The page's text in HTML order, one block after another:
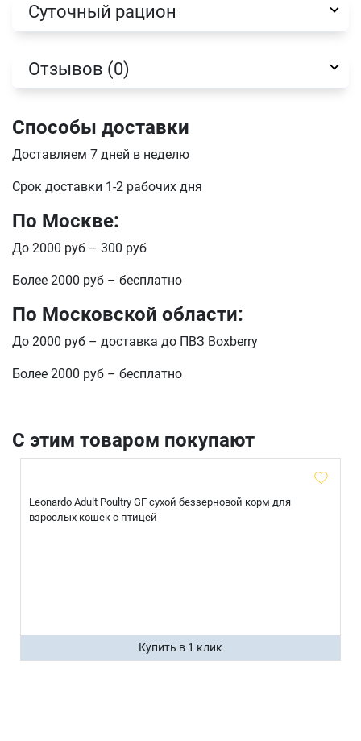
Суточный рацион
Отзывов (0)
Способы доставки
Доставляем 7 дней в неделю
Срок доставки 1-2 рабочих дня
По Москве:
До 2000 руб – 300 руб
Более 2000 руб – бесплатно
По Московской области:
До 2000 руб – доставка до ПВЗ Boxberry
Более 2000 руб – бесплатно
С этим товаром покупают
Leonardo Adult Poultry GF сухой беззерновой корм для
взрослых кошек с птицей
Купить в 1 клик
отправить